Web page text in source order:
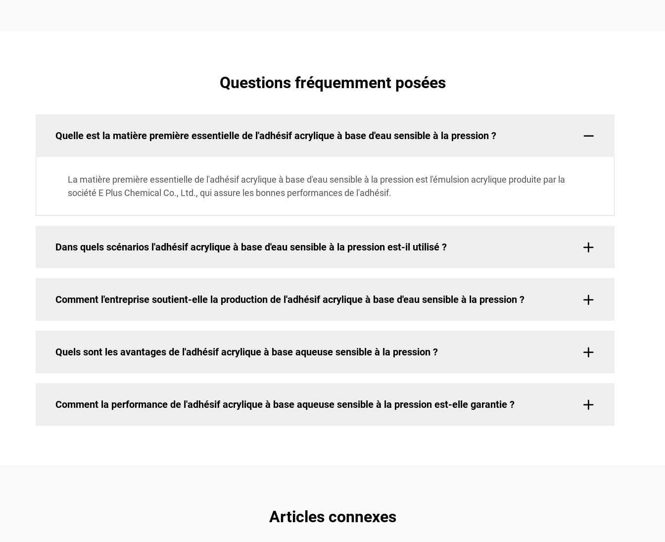
Questions fréquemment posées
Quelle est la matière première essentielle de l'adhésif acrylique à base d'eau sensible à la pression ?
La matière première essentielle de l'adhésif acrylique à base d'eau sensible à la pression est l'émulsion acrylique produite par la
société E Plus Chemical Co., Ltd., qui assure les bonnes performances de l'adhésif.
Dans quels scénarios l'adhésif acrylique à base d'eau sensible à la pression est-il utilisé ?
Comment l'entreprise soutient-elle la production de l'adhésif acrylique à base d'eau sensible à la pression ?
Quels sont les avantages de l'adhésif acrylique à base aqueuse sensible à la pression ?
Comment la performance de l'adhésif acrylique à base aqueuse sensible à la pression est-elle garantie ?
Articles connexes